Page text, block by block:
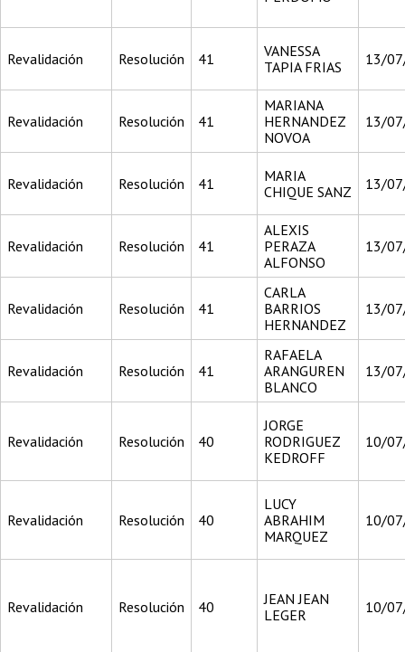
Revalidación Resolución 41
VANESSA
TAPIA FRIAS
13/
Revalidación Resolución 41
MARIANA
HERNANDEZ
NOVOA
13/
Revalidación Resolución 41
MARIA
CHIQUE SANZ
13/
Revalidación Resolución 41
ALEXIS
PERAZA
ALFONSO
13/
Revalidación Resolución 41
CARLA
BARRIOS
HERNANDEZ
13/
Revalidación Resolución 41
RAFAELA
ARANGUREN
BLANCO
13/
Revalidación Resolución 40
JORGE
RODRIGUEZ
KEDROFF
10/
Revalidación Resolución 40
LUCY
ABRAHIM
MARQUEZ
10/
Revalidación Resolución 40
JEAN JEAN
LEGER
10/